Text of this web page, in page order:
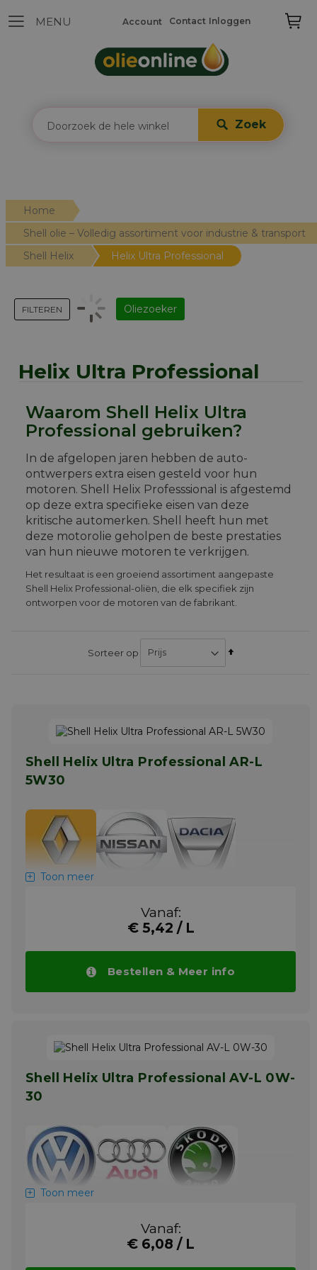
Zoek
Contact Inloggen
Account
Home
Shell olie – Volledig assortiment voor industrie & transport
Shell Helix
Helix Ultra Professional
Helix Ultra Professional
Waarom Shell Helix Ultra
Professional gebruiken?
In de afgelopen jaren hebben de auto-
ontwerpers extra eisen gesteld voor hun
motoren. Shell Helix Professsional is afgestemd
op deze extra specifieke eisen van deze
kritische automerken. Shell heeft hun met
deze motorolie geholpen de beste prestaties
van hun nieuwe motoren te verkrijgen.
Het resultaat is een groeiend assortiment aangepaste
Shell Helix Professional-oliën, die elk specifiek zijn
ontworpen voor de motoren van de fabrikant.
Sorteer op
Van
Shell Helix Ultra Professional AR-L
5W30
aan de specifieke eisen van de
motorfabrikant te voldoen.
Ultra Professional AR-L 5W-30zijn:
+ Shell Helix Ultra Professional AR-L 5W-
dieselmotoren met een roetfilter (DPF).
+ De low-SAPS formulatie beschermt
roetfilters (DPF) tegen verstoppingen.
presterende dieselmotoren van
personenwagens zoals Renault te voldoen
en voor motoren die een ACEA C4
specificatie vereisen.
Meer info
Toon meer
Vanaf:
€ 5,42 / L
Bestellen & Meer info
Shell Helix Ultra Professional AV-L 0W-
30
Toon meer
Vanaf:
€ 6,08 / L
FILTEREN Oliezoeker